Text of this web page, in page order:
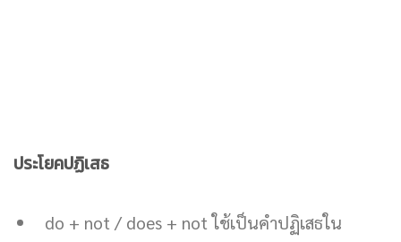
ประโยคปฏิเสธ
do + not / does + not ใช้เป็นคำปฏิเสธใน